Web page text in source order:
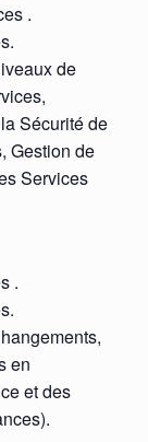
.
de
Sécurité de
Gestion de
Services
.
en
et des